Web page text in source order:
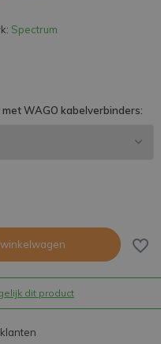
Spectrum
WAGO kabelverbinders:
dit product